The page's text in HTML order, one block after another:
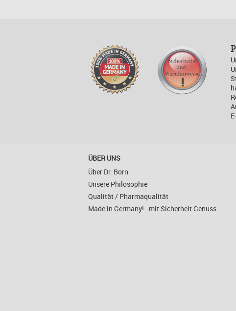
ÜBER UNS
Über Dr. Born
Unsere Philosophie
Qualität / Pharmaqualität
Made in Germany! - mit Sicherheit Genuss